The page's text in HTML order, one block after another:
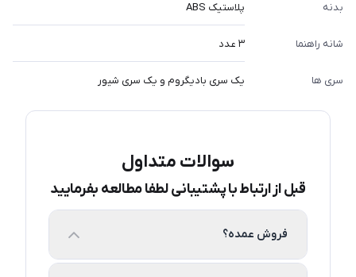
بدنه پلاستیک ABS
شانه راهنما ۳ عدد
سری ها یک سری بادیگروم و یک سری شیور
سوالات متداول
قبل از ارتباط با پشتیبانی لطفا مطالعه بفرمایید
فروش عمده؟